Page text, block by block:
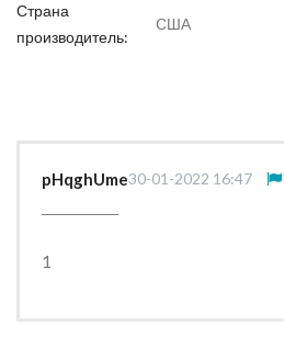
Страна
производитель:
США
pHqghUme30-01-2022 16:47
1